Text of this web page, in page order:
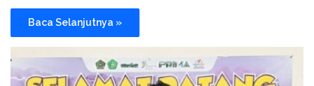
Baca Selanjutnya »